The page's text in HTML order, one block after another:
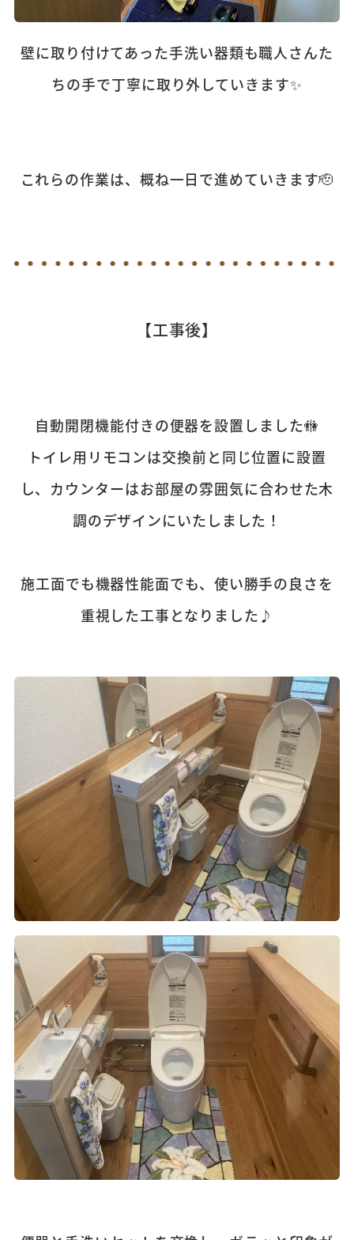
壁に取り付けてあった手洗い器類も職人さんた
ちの手で丁寧に取り外していきます✨
これらの作業は、概ね一日で進めていきます🫡
【工事後】
自動開閉機能付きの便器を設置しました🚻
トイレ用リモコンは交換前と同じ位置に設置
し、カウンターはお部屋の雰囲気に合わせた木
調のデザインにいたしました！
施工面でも機器性能面でも、使い勝手の良さを
重視した工事となりました♪